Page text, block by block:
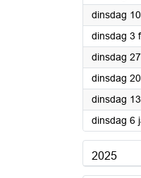
dinsdag
dinsdag 3
dinsdag
dinsdag
dinsdag
dinsdag 6
2025